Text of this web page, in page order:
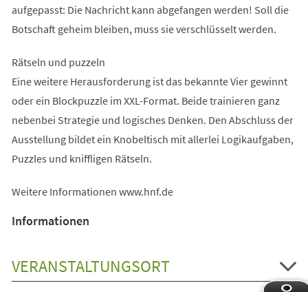
aufgepasst: Die Nachricht kann abgefangen werden! Soll die
Botschaft geheim bleiben, muss sie verschlüsselt werden.
Rätseln und puzzeln
Eine weitere Herausforderung ist das bekannte Vier gewinnt
oder ein Blockpuzzle im XXL-Format. Beide trainieren ganz
nebenbei Strategie und logisches Denken. Den Abschluss der
Ausstellung bildet ein Knobeltisch mit allerlei Logikaufgaben,
Puzzles und kniffligen Rätseln.
Weitere Informationen www.hnf.de
Informationen
VERANSTALTUNGSORT